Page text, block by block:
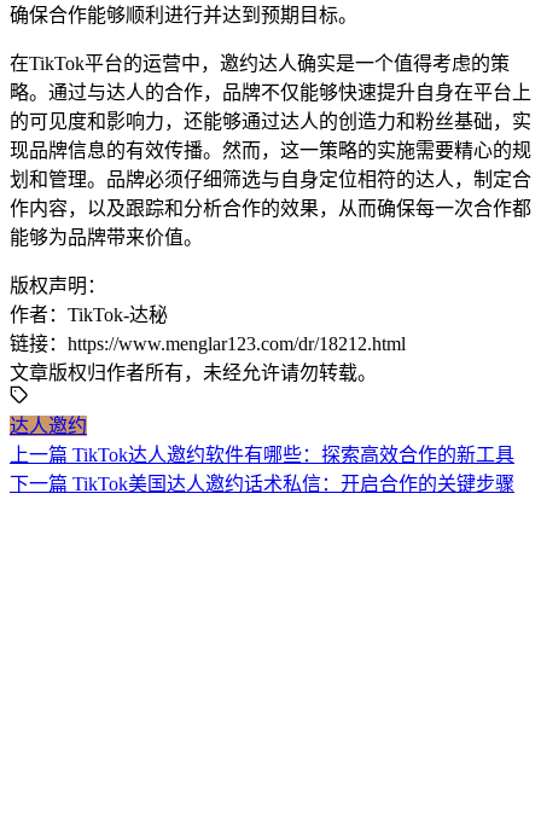
确保合作能够顺利进行并达到预期目标。
在TikTok平台的运营中，邀约达人确实是一个值得考虑的策
略。通过与达人的合作，品牌不仅能够快速提升自身在平台上
的可见度和影响力，还能够通过达人的创造力和粉丝基础，实
现品牌信息的有效传播。然而，这一策略的实施需要精心的规
划和管理。品牌必须仔细筛选与自身定位相符的达人，制定合
作内容，以及跟踪和分析合作的效果，从而确保每一次合作都
能够为品牌带来价值。
版权声明：
作者：TikTok-达秘
链接：https://www.menglar123.com/dr/18212.html
文章版权归作者所有，未经允许请勿转载。
达人邀约
上一篇 TikTok达人邀约软件有哪些：探索高效合作的新工具
下一篇 TikTok美国达人邀约话术私信：开启合作的关键步骤